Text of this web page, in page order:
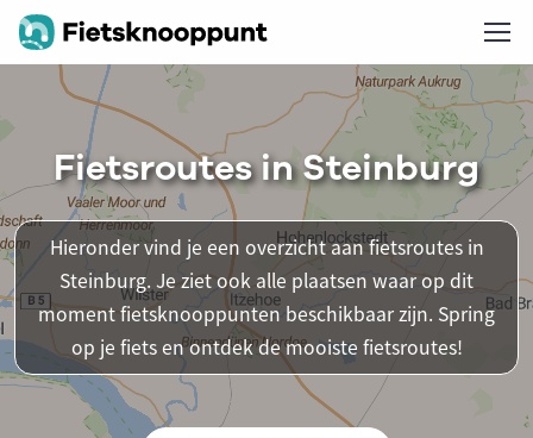
Fietsroutes in Steinburg
Hieronder vind je een overzicht aan fietsroutes in
Steinburg. Je ziet ook alle plaatsen waar op dit
moment fietsknooppunten beschikbaar zijn. Spring
op je fiets en ontdek de mooiste fietsroutes!